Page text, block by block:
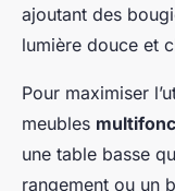
ajoutant des
lumière douce et
Pour maximiser
meubles
une table basse
rangement ou un